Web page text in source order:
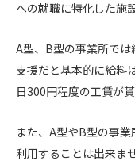
への就職に特化した施
A型、B型の事業所で
支援だと基本的に給料
日300円程度の工賃が
また、A型やB型の事
利用することは出来ま